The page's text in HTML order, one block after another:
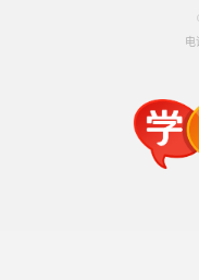
电